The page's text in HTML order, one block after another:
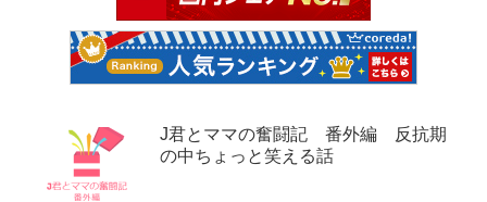
J君とママの奮闘記 番外編 反抗期
の中ちょっと笑える話